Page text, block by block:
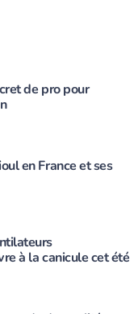
de pro pour
en France et ses
à la canicule cet été